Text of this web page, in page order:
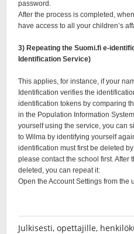
Julkisesti, opettajille,